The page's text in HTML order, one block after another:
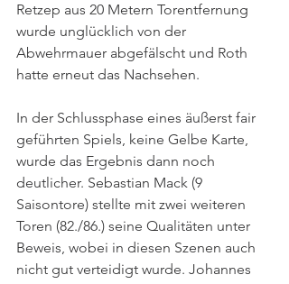
Retzep aus 20 Metern Torentfernung
wurde unglücklich von der
Abwehrmauer abgefälscht und Roth
hatte erneut das Nachsehen.
In der Schlussphase eines äußerst fair
geführten Spiels, keine Gelbe Karte,
wurde das Ergebnis dann noch
deutlicher. Sebastian Mack (9
Saisontore) stellte mit zwei weiteren
Toren (82./86.) seine Qualitäten unter
Beweis, wobei in diesen Szenen auch
nicht gut verteidigt wurde. Johannes